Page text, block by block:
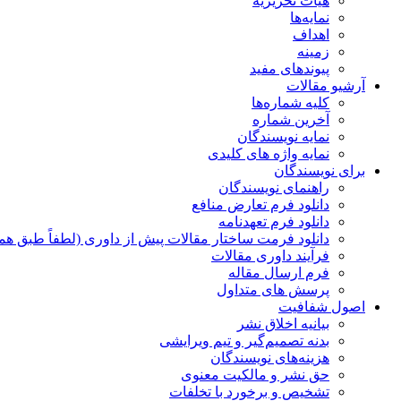
نمایه‌ها
اهداف
زمینه
پیوندهای مفید
آرشیو مقالات
کلیه شماره‌ها
آخرین شماره
نمایه نویسندگان
نمایه واژه های کلیدی
برای نویسندگان
راهنمای نویسندگان
دانلود فرم تعارض منافع
دانلود فرم تعهدنامه
دانلود فرمت ساختار مقالات پیش از داوری (لطفاً طبق
فرآیند داوری مقالات
فرم ارسال مقاله
پرسش های متداول
اصول شفافیت
بیانیه اخلاق نشر
بدنه تصمیم‌گیر و تیم ویرایشی
هزینه‌های نویسندگان
حق نشر و مالکیت معنوی
تشخیص و برخورد با تخلفات